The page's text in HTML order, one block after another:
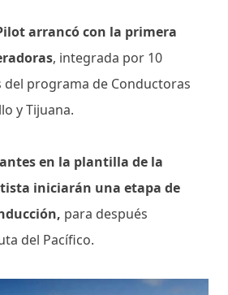
arrancó con la primera
, integrada por 10
del programa de Conductoras
y Tijuana.
en la plantilla de la
iniciarán una etapa de
para después
del Pacífico.